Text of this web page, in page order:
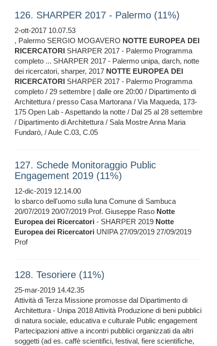
126. SHARPER 2017 - Palermo (11%)
2-ott-2017 10.07.53
, Palermo SERGIO MOGAVERO NOTTE EUROPEA DEI
RICERCATORI SHARPER 2017 - Palermo Programma
completo ... SHARPER 2017 - Palermo unipa, darch, notte
dei ricercatori, sharper, 2017 NOTTE EUROPEA DEI
RICERCATORI SHARPER 2017 - Palermo Programma
completo / 29 settembre | dalle ore 20:00 / Dipartimento di
Architettura / presso Casa Martorana / Via Maqueda, 173-
175 Open Lab - Aspettando la notte / Dal 25 al 28 settembre
/ Dipartimento di Architettura / Sala Mostre Anna Maria
Fundarò, / Aule C.03, C.05
127. Schede Monitoraggio Public
Engagement 2019 (11%)
12-dic-2019 12.14.00
lo sbarco dell'uomo sulla luna Comune di Sambuca
20/07/2019 20/07/2019 Prof. Giuseppe Raso Notte
Europea dei Ricercatori - SHARPER 2019 Notte
Europea dei Ricercatori UNIPA 27/09/2019 27/09/2019
Prof
128. Tesoriere (11%)
25-mar-2019 14.42.35
Attività di Terza Missione promosse dal Dipartimento di
Architettura - Unipa 2018 Attività Produzione di beni pubblici
di natura sociale, educativa e culturale Public engagement
Partecipazioni attive a incontri pubblici organizzati da altri
soggetti (ad es. caffè scientifici, festival, fiere scientifiche,